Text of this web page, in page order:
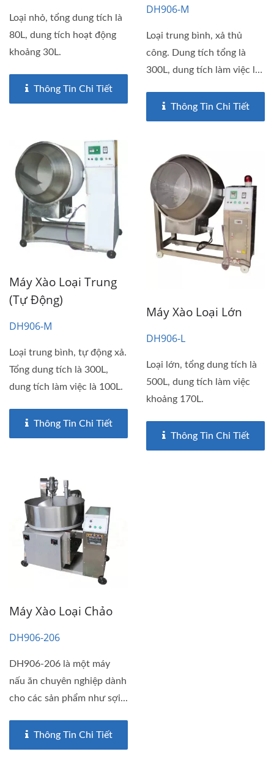
Loại nhỏ, tổng dung tích là
80L, dung tích hoạt động
khoảng 30L.
Thông Tin Chi Tiết
DH906-M
Loại trung bình, xả thủ
công. Dung tích tổng là
300L, dung tích làm việc là
Thông Tin Chi Tiết
Máy Xào Loại Trung
(tự Động)
DH906-M
Loại trung bình, tự động xả.
Tổng dung tích là 300L,
dung tích làm việc là 100L.
Thông Tin Chi Tiết
Máy Xào Loại Lớn
DH906-L
Loại lớn, tổng dung tích là
500L, dung tích làm việc
khoảng 170L.
Thông Tin Chi Tiết
Máy Xào Loại Chảo
DH906-206
DH906-206 là một máy
nấu ăn chuyên nghiệp dành
cho các sản phẩm như sợi...
Thông Tin Chi Tiết